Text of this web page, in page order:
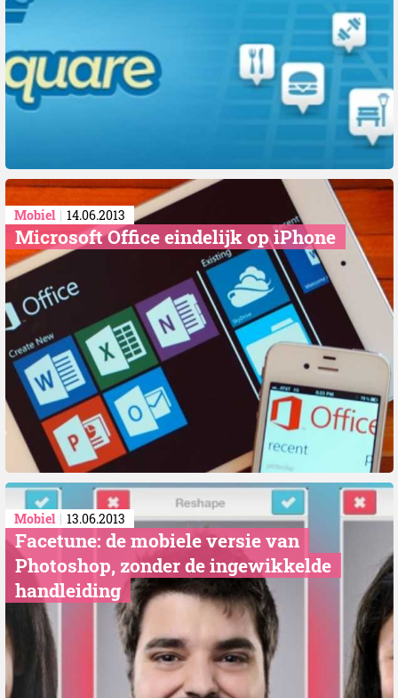
Mobiel 14.06.2013
Microsoft Office eindelijk op iPhone
Mobiel 13.06.2013
Facetune: de mobiele versie van
Photoshop, zonder de ingewikkelde
handleiding